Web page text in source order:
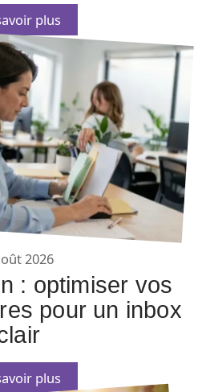
plus
2026
: optimiser vos
pour un inbox
plus